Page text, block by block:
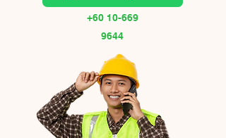
+60 10-669
9644